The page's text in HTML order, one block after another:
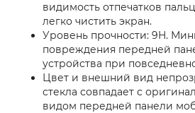
видимость отпечатков
легко чистить экран.
Уровень прочности: 9H.
повреждения передней
устройства при
Цвет и внешний вид
стекла совпадает с
видом передней панели